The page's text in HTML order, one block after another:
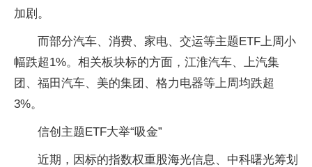
加剧。
而部分汽车、消费、家电、交运等主题ETF上周小
幅跌超1%。相关板块标的方面，江淮汽车、上汽集
团、福田汽车、美的集团、格力电器等上周均跌超
3%。
信创主题ETF大举“吸金”
近期，因标的指数权重股海光信息、中科曙光筹划